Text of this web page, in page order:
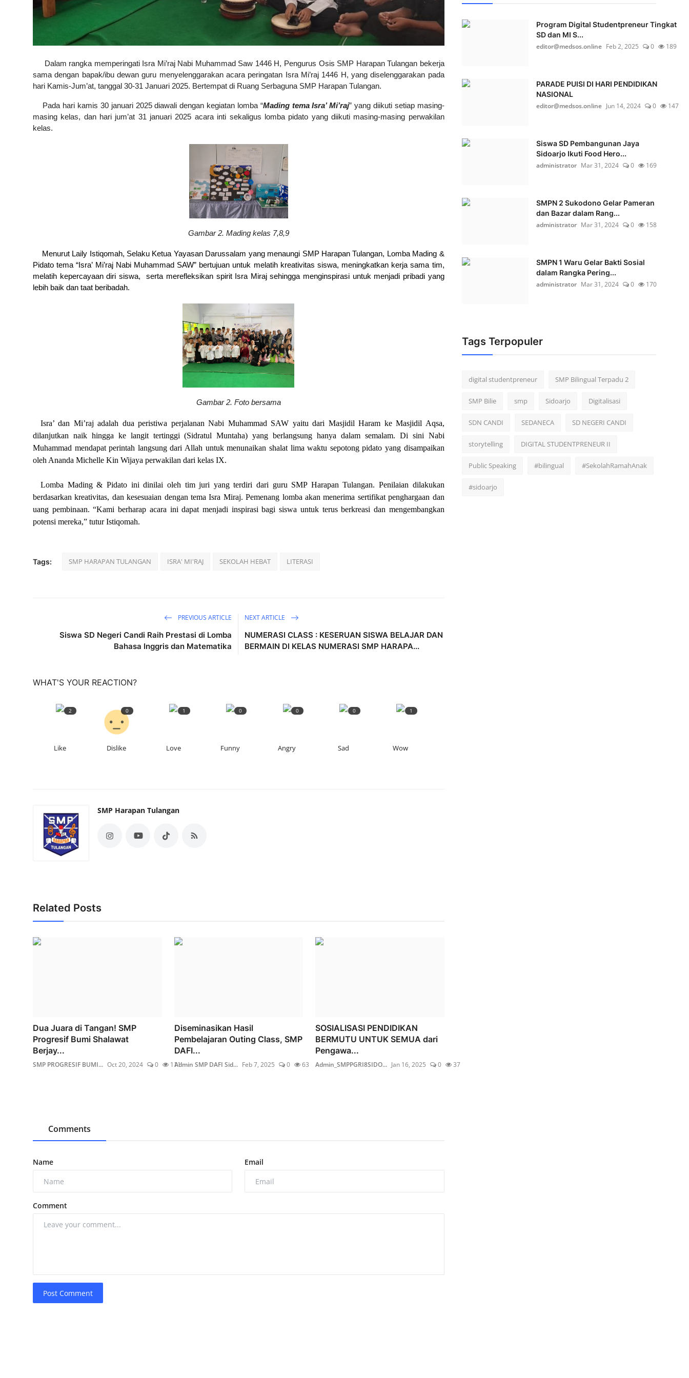
Dalam rangka memperingati Isra Mi’raj Nabi Muhammad Saw 1446 H, Pengurus Osis SMP Harapan Tulangan bekerja
sama dengan bapak/ibu dewan guru menyelenggarakan acara peringatan Isra Mi’raj 1446 H, yang diselenggarakan pada
hari Kamis-Jum’at, tanggal 30-31 Januari 2025. Bertempat di Ruang Serbaguna SMP Harapan Tulangan.
Pada hari kamis 30 januari 2025 diawali dengan kegiatan lomba “Mading tema Isra’ Mi’raj” yang diikuti setiap masing-
masing kelas, dan hari jum’at 31 januari 2025 acara inti sekaligus lomba pidato yang diikuti masing-masing perwakilan
kelas.
Gambar 2. Mading kelas 7,8,9
Menurut Laily Istiqomah, Selaku Ketua Yayasan Darussalam yang menaungi SMP Harapan Tulangan, Lomba Mading &
Pidato tema “Isra’ Mi’raj Nabi Muhammad SAW” bertujuan untuk melatih kreativitas siswa, meningkatkan kerja sama tim,
melatih kepercayaan diri siswa,
serta merefleksikan spirit Isra Miraj sehingga menginspirasi untuk menjadi pribadi yang
lebih baik dan taat beribadah.
Gambar 2. Foto bersama
Isra’ dan Mi’raj adalah dua peristiwa perjalanan Nabi Muhammad SAW yaitu dari Masjidil Haram ke Masjidil Aqsa,
dilanjutkan naik hingga ke langit tertinggi (Sidratul Muntaha) yang berlangsung hanya dalam semalam. Di sini Nabi
Muhammad mendapat perintah langsung dari Allah untuk menunaikan shalat lima waktu sepotong pidato yang disampaikan
oleh Ananda Michelle Kin Wijaya perwakilan dari kelas IX.
Lomba Mading & Pidato ini dinilai oleh tim juri yang terdiri dari guru SMP Harapan Tulangan. Penilaian dilakukan
berdasarkan kreativitas, dan kesesuaian dengan tema Isra Miraj. Pemenang lomba akan menerima sertifikat penghargaan dan
uang pembinaan.“Kami berharap acara ini dapat menjadi inspirasi bagi siswa untuk terus berkreasi dan mengembangkan
potensi mereka,” tutur Istiqomah.
Tags: SMP HARAPAN TULANGAN ISRA' MI'RAJ SEKOLAH HEBAT LITERASI
PREVIOUS ARTICLE
Siswa SD Negeri Candi Raih Prestasi di Lomba
Bahasa Inggris dan Matematika
NEXT ARTICLE
NUMERASI CLASS : KESERUAN SISWA BELAJAR DAN
BERMAIN DI KELAS NUMERASI SMP HARAPA...
WHAT'S YOUR REACTION?
2
Like
0
Dislike
1
Love
0
Funny
0
Angry
0
Sad
1
Wow
SMP Harapan Tulangan
Related Posts
Dua Juara di Tangan! SMP
Progresif Bumi Shalawat
Berjay...
SMP PROGRESIF BUMI... Oct 20, 2024 0 111
Diseminasikan Hasil
Pembelajaran Outing Class, SMP
DAFI...
Admin SMP DAFI Sid... Feb 7, 2025 0 63
SOSIALISASI PENDIDIKAN
BERMUTU UNTUK SEMUA dari
Pengawa...
Admin_SMPPGRI8SIDO... Jan 16, 2025 0 37
Comments
Name Email
Comment
Post Comment
Program Digital Studentpreneur Tingkat
SD dan MI S...
editor@medsos.online Feb 2, 2025 0 189
PARADE PUISI DI HARI PENDIDIKAN
NASIONAL
editor@medsos.online Jun 14, 2024 0 147
Siswa SD Pembangunan Jaya
Sidoarjo Ikuti Food Hero...
administrator Mar 31, 2024 0 169
SMPN 2 Sukodono Gelar Pameran
dan Bazar dalam Rang...
administrator Mar 31, 2024 0 158
SMPN 1 Waru Gelar Bakti Sosial
dalam Rangka Pering...
administrator Mar 31, 2024 0 170
Tags Terpopuler
digital studentpreneur SMP Bilingual Terpadu 2
SMP Bilie smp Sidoarjo Digitalisasi
SDN CANDI SEDANECA SD NEGERI CANDI
storytelling DIGITAL STUDENTPRENEUR II
Public Speaking #bilingual #SekolahRamahAnak
#sidoarjo